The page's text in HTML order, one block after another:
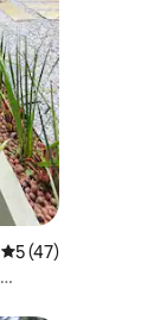
5 de uma
5 (47)